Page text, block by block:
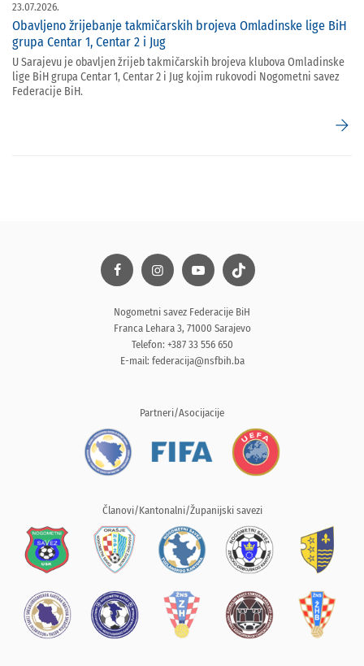
23.07.2026.
Obavljeno žrijebanje takmičarskih brojeva Omladinske lige BiH
grupa Centar 1, Centar 2 i Jug
U Sarajevu je obavljen žrijeb takmičarskih brojeva klubova Omladinske
lige BiH grupa Centar 1, Centar 2 i Jug kojim rukovodi Nogometni savez
Federacije BiH.
arrow_forward
Nogometni savez Federacije BiH
Franca Lehara 3, 71000 Sarajevo
Telefon: +387 33 556 650
E-mail: federacija@nsfbih.ba
Partneri/Asocijacije
Članovi/Kantonalni/Županijski savezi